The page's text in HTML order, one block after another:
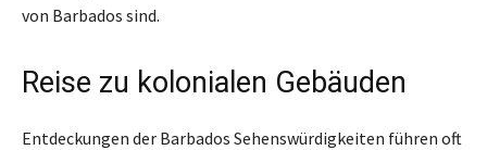
von Barbados sind.
Reise zu kolonialen Gebäuden
Entdeckungen der Barbados Sehenswürdigkeiten führen oft